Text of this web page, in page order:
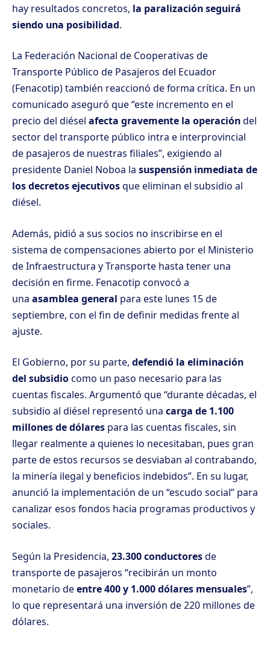
hay resultados concretos, la paralización seguirá
siendo una posibilidad.
La Federación Nacional de Cooperativas de
Transporte Público de Pasajeros del Ecuador
(Fenacotip) también reaccionó de forma crítica. En un
comunicado aseguró que “este incremento en el
precio del diésel afecta gravemente la operacióndel
sector del transporte público intra e interprovincial
de pasajeros de nuestras filiales”, exigiendo al
presidente Daniel Noboa la suspensión inmediata de
los decretos ejecutivosque eliminan el subsidio al
diésel.
Además, pidió a sus socios no inscribirse en el
sistema de compensaciones abierto por el Ministerio
de Infraestructura y Transporte hasta tener una
decisión en firme. Fenacotip convocó a
una asamblea general para este lunes 15 de
septiembre, con el fin de definir medidas frente al
ajuste.
El Gobierno, por su parte, defendió la eliminación
del subsidiocomo un paso necesario para las
cuentas fiscales. Argumentó que “durante décadas, el
subsidio al diésel representó una carga de 1.100
millones de dólares para las cuentas fiscales, sin
llegar realmente a quienes lo necesitaban, pues gran
parte de estos recursos se desviaban al contrabando,
la minería ilegal y beneficios indebidos”. En su lugar,
anunció la implementación de un “escudo social” para
canalizar esos fondos hacia programas productivos y
sociales.
Según la Presidencia, 23.300 conductoresde
transporte de pasajeros “recibirán un monto
monetario deentre 400 y 1.000 dólares mensuales”,
lo que representará una inversión de 220 millones de
dólares.